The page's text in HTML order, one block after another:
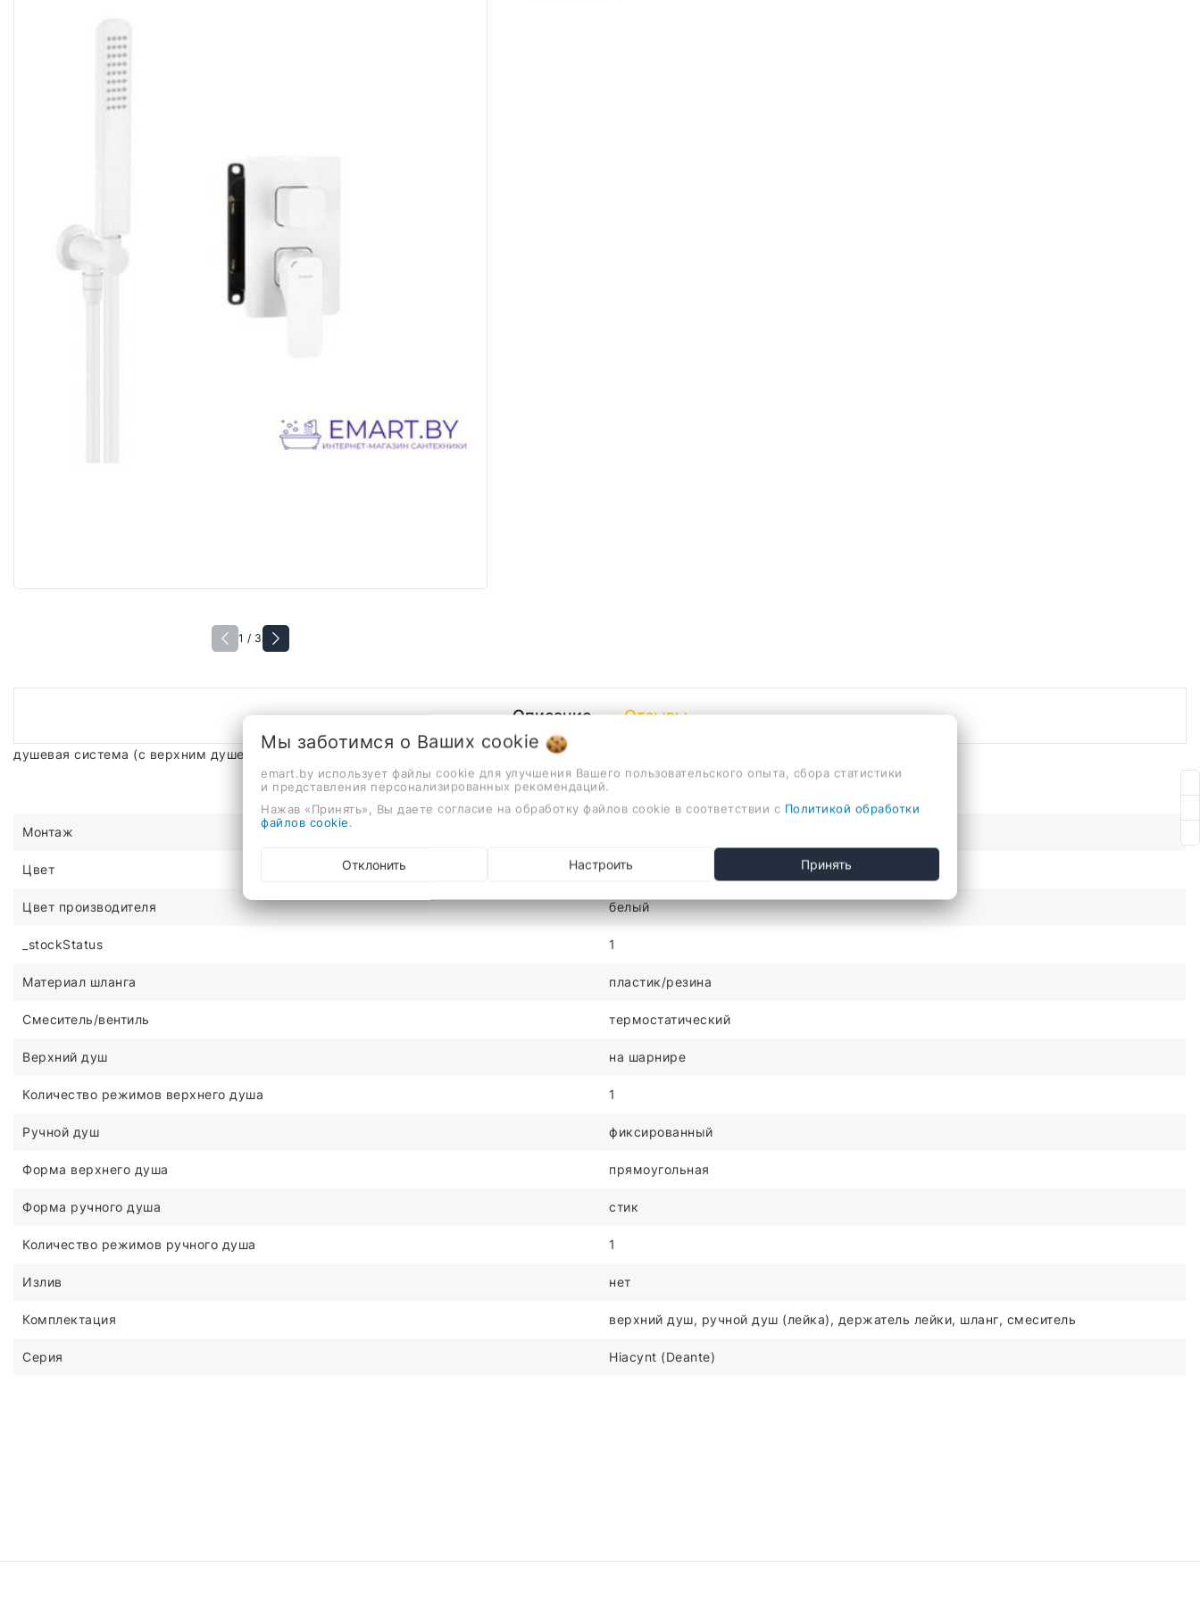
1 / 3
Описание Отзывы
душевая система (с верхним душем), скрытый монтаж, термостатический смеситель, верхний душ, ручной душ
ХАРАКТЕРИСТИКИ
Монтаж
Цвет белый
Цвет производителя белый
_stockStatus 1
Материал шланга пластик/резина
Смеситель/вентиль термостатический
Верхний душ на шарнире
Количество режимов верхнего душа 1
Ручной душ фиксированный
Форма верхнего душа прямоугольная
Форма ручного душа стик
Количество режимов ручного душа 1
Излив нет
Комплектация верхний душ, ручной душ (лейка), держатель лейки, шланг, смеситель
Серия Hiacynt (Deante)
Мы заботимся о Ваших cookie
emart.by использует файлы cookie для улучшения Вашего пользовательского опыта, сбора статистики
и представления персонализированных рекомендаций.
Нажав «Принять», Вы даете согласие на обработку файлов cookie в соответствии с Политикой обработки
файлов cookie.
Отклонить Настроить Принять